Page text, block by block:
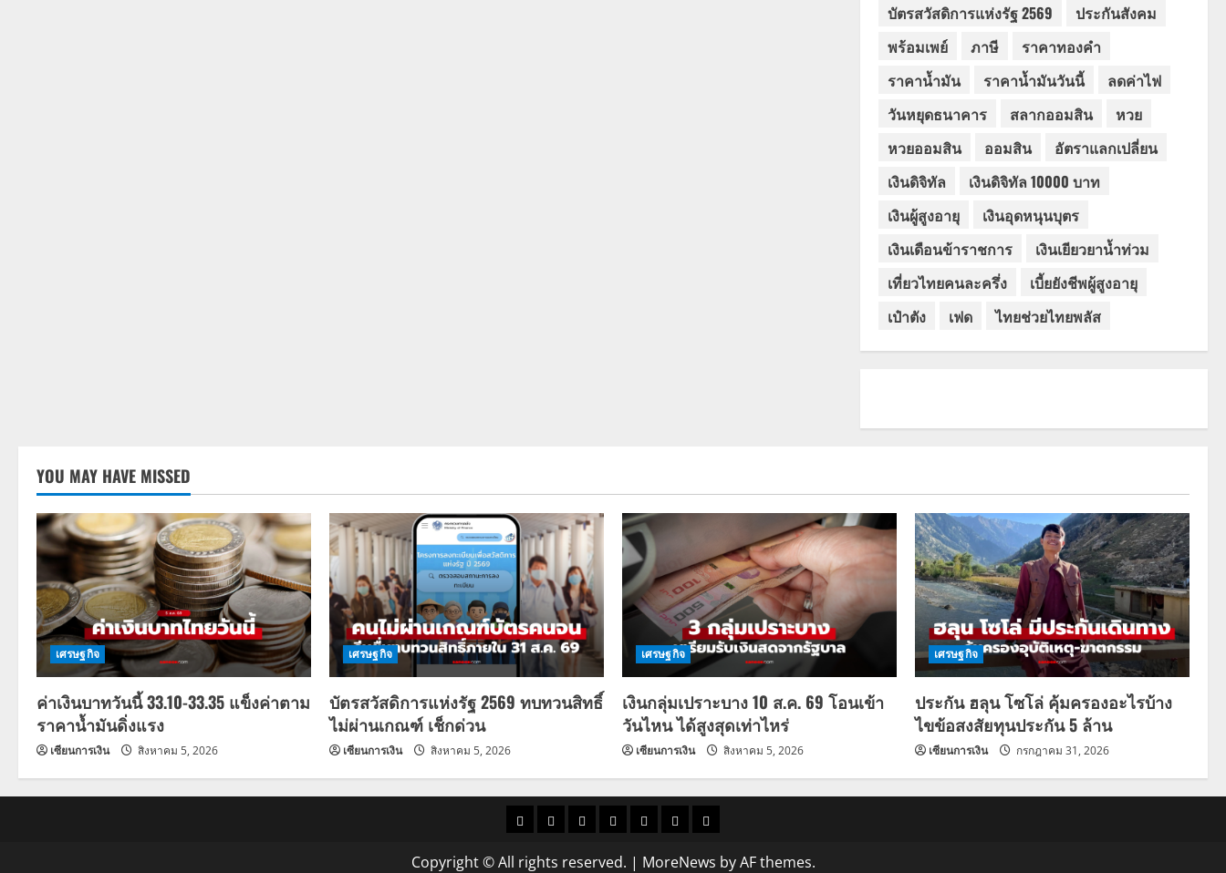
บัตรสวัสดิการแห่งรัฐ 2569
ประกันสังคม
พร้อมเพย์
ภาษี
ราคาทองคำ
ราคาน้ำมัน
ราคาน้ำมันวันนี้
ลดค่าไฟ
วันหยุดธนาคาร
สลากออมสิน
หวย
หวยออมสิน
ออมสิน
อัตราแลกเปลี่ยน
เงินดิจิทัล
เงินดิจิทัล 10000 บาท
เงินผู้สูงอายุ
เงินอุดหนุนบุตร
เงินเดือนข้าราชการ
เงินเยียวยาน้ำท่วม
เที่ยวไทยคนละครึ่ง
เบี้ยยังชีพผู้สูงอายุ
เป๋าตัง
เฟด ไทยช่วยไทยพลัส
YOU MAY HAVE MISSED
เศรษฐกิจ
ค่าเงินบาทวันนี้ 33.10-33.35 แข็งค่าตาม
ราคาน้ำมันดิ่งแรง
เซียนการเงิน สิงหาคม 5, 2026
เศรษฐกิจ
บัตรสวัสดิการแห่งรัฐ 2569 ทบทวนสิทธิ์
ไม่ผ่านเกณฑ์ เช็กด่วน
เซียนการเงิน สิงหาคม 5, 2026
เศรษฐกิจ
เงินกลุ่มเปราะบาง 10 ส.ค. 69 โอนเข้า
วันไหน ได้สูงสุดเท่าไหร่
เซียนการเงิน สิงหาคม 5, 2026
เศรษฐกิจ
ประกัน ฮลุน โซโล่ คุ้มครองอะไรบ้าง
ไขข้อสงสัยทุนประกัน 5 ล้าน
เซียนการเงิน กรกฎาคม 31, 2026
ราคาแนว
ข่าว
ข่าว
ดูด
ที่
ผู้ชาย
Copyright © All rights reserved. | MoreNews by AF themes.